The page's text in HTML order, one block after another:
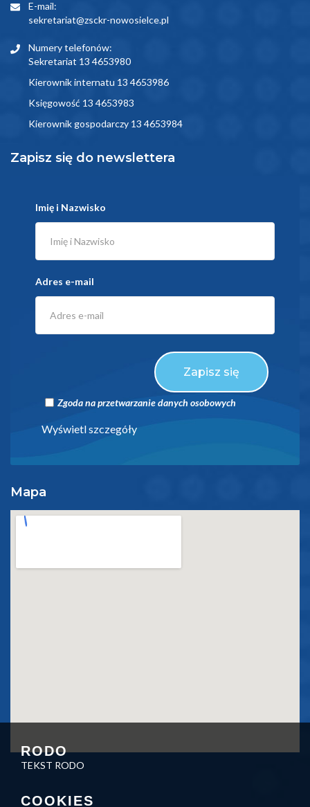
E-mail:
sekretariat@zsckr-nowosielce.pl
Numery telefonów:
Sekretariat 13 4653980
Kierownik internatu 13 4653986
Księgowość 13 4653983
Kierownik gospodarczy 13 4653984
Zapisz się do newslettera
Imię i Nazwisko
Adres e-mail
Zapisz się
Zgoda na przetwarzanie danych osobowych
Wyświetl szczegóły
Mapa
RODO
TEKST RODO
COOKIES